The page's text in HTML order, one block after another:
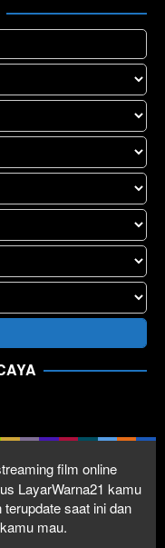
film online
LayarWarna21 kamu
saat ini dan
mau.